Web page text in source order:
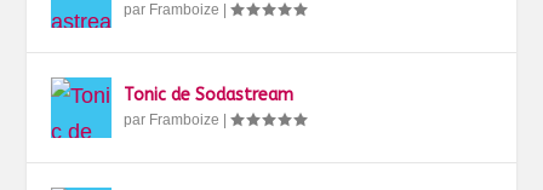
par Framboize |
Tonic de Sodastream
par Framboize |